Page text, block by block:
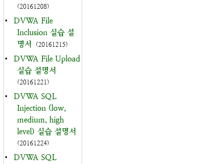
(20161208)
•
DVWA File
Inclusion 실습 설
명서
(20161215)
•
DVWA File Upload
실습 설명서
(20161221)
•
DVWA SQL
Injection (low,
medium, high
level) 실습 설명서
(20161224)
• DVWA SQL